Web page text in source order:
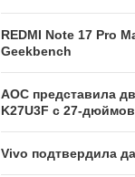
REDMI Note 17 Pro
Geekbench
AOC представила
K27U3F с 27-
Vivo подтвердила